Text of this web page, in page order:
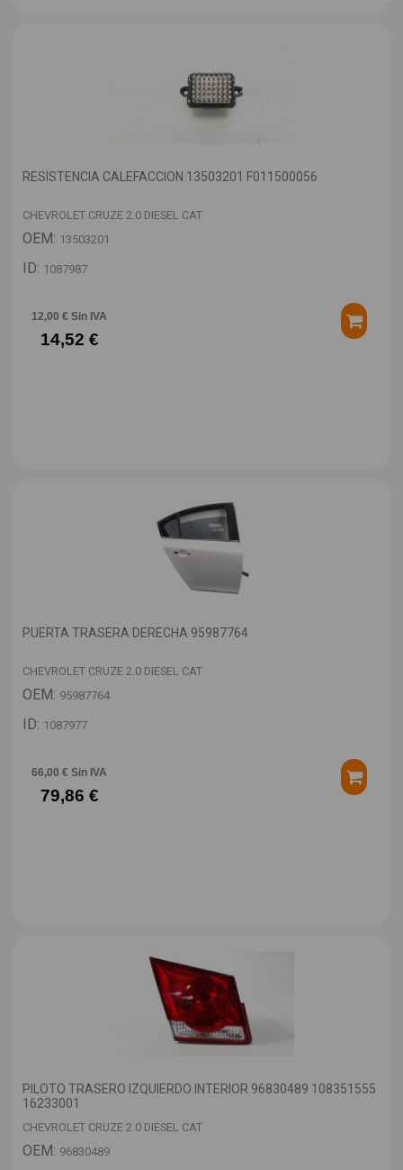
RESISTENCIA CALEFACCION 13503201 F011500056
CHEVROLET CRUZE 2.0 DIESEL CAT
OEM: 13503201
ID: 1087987
12,00 € Sin IVA
14,52 €
PUERTA TRASERA DERECHA 95987764
CHEVROLET CRUZE 2.0 DIESEL CAT
OEM: 95987764
ID: 1087977
66,00 € Sin IVA
79,86 €
PILOTO TRASERO IZQUIERDO INTERIOR 96830489 108351555
16233001
CHEVROLET CRUZE 2.0 DIESEL CAT
OEM: 96830489